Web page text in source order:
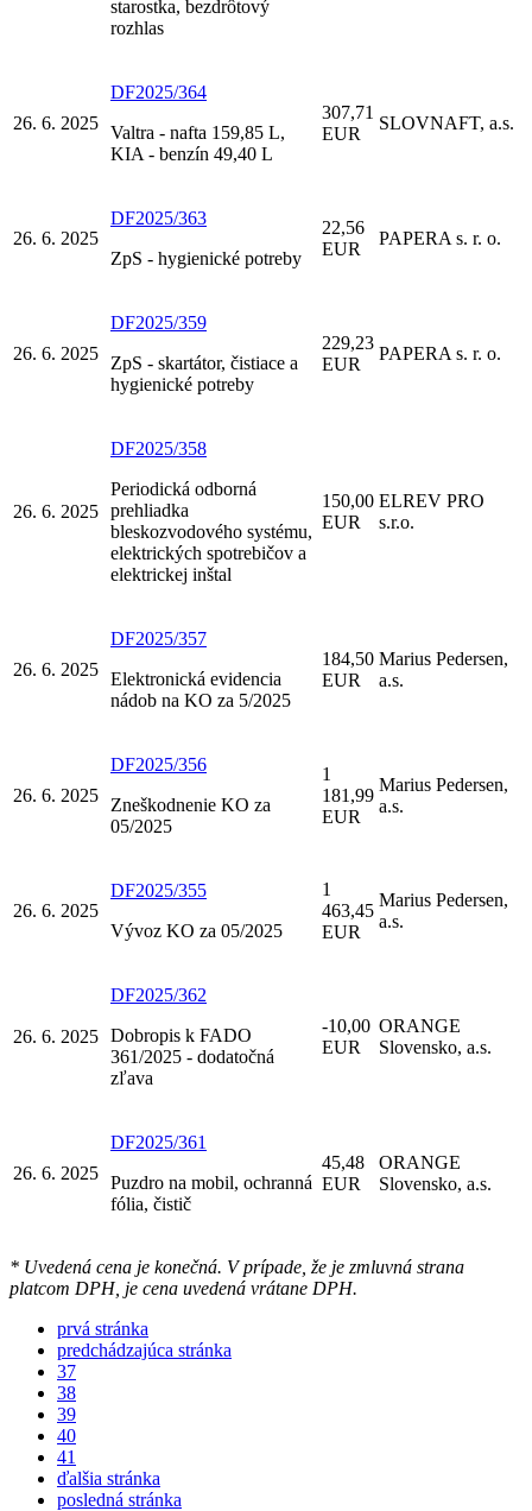
starostka, bezdrôtový
rozhlas
26. 6. 2025
DF2025/364
Valtra - nafta 159,85 L,
KIA - benzín 49,40 L
307,71
EUR
SLOVNAFT, a.s.
26. 6. 2025
DF2025/363
ZpS - hygienické potreby
22,56
EUR
PAPERA s. r. o.
26. 6. 2025
DF2025/359
ZpS - skartátor, čistiace a
hygienické potreby
229,23
EUR
PAPERA s. r. o.
26. 6. 2025
DF2025/358
Periodická odborná
prehliadka
bleskozvodového systému,
elektrických spotrebičov a
elektrickej inštal
150,00
EUR
ELREV PRO
s.r.o.
26. 6. 2025
DF2025/357
Elektronická evidencia
nádob na KO za 5/2025
184,50
EUR
Marius Pedersen,
a.s.
26. 6. 2025
DF2025/356
Zneškodnenie KO za
05/2025
1
181,99
EUR
Marius Pedersen,
a.s.
26. 6. 2025
DF2025/355
Vývoz KO za 05/2025
1
463,45
EUR
Marius Pedersen,
a.s.
26. 6. 2025
DF2025/362
Dobropis k FADO
361/2025 - dodatočná
zľava
-10,00
EUR
ORANGE
Slovensko, a.s.
26. 6. 2025
DF2025/361
Puzdro na mobil, ochranná
fólia, čistič
45,48
EUR
ORANGE
Slovensko, a.s.
* Uvedená cena je konečná. V prípade, že je zmluvná strana
platcom DPH, je cena uvedená vrátane DPH.
prvá stránka
predchádzajúca stránka
37
38
39
40
41
ďalšia stránka
posledná stránka